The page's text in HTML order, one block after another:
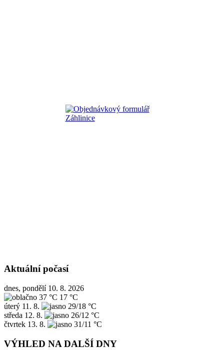
Aktuální počasí
dnes, pondělí 10. 8. 2026
37 °C 17 °C
úterý 11. 8.
29/18 °C
středa 12. 8.
26/12 °C
čtvrtek 13. 8. 31/11 °C
VÝHLED NA DALŠÍ DNY